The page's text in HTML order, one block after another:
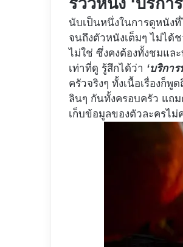
รีวิวหนัง ‘บริกา
นับเป็นหนึ่งในการดูหนัง
จนถึงตัวหนังเต็มๆ ไม่ได้
ไม่ใช่ ซึ่งคงต้องทั้งชมแล
เท่าที่ดู รู้สึกได้ว่า ‘บริการ
ครัวจริงๆ ทั้งเนื้อเรื่องก็
ลินๆ กันทั้งครอบครัว แถม
เก็บข้อมูลของตัวละครไม่